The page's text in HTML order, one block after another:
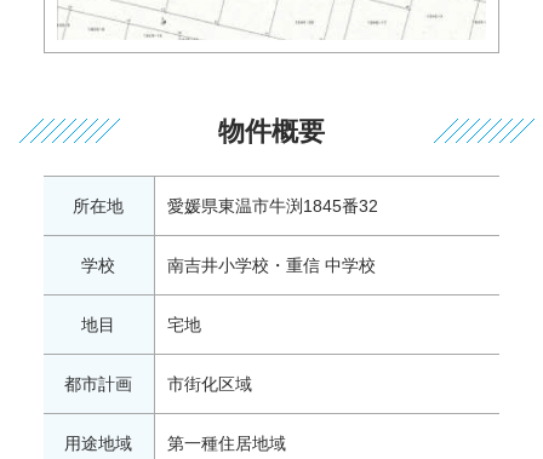
物件概要
所在地 愛媛県東温市牛渕1845番32
学校 南吉井小学校・重信 中学校
地目 宅地
都市計画 市街化区域
用途地域 第一種住居地域